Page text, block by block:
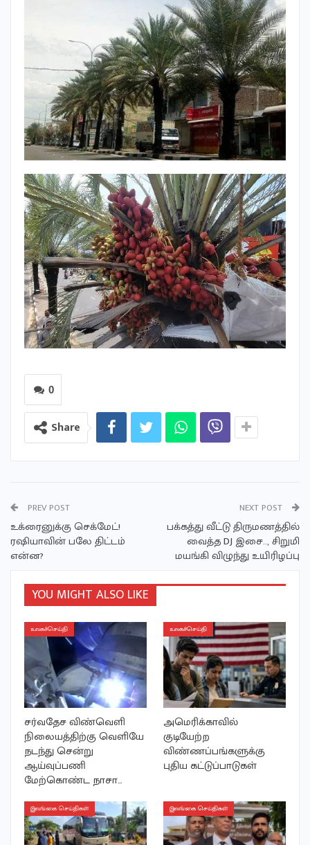
0
Share
PREV POST
உக்ரைனுக்கு செக்மேட்!
ரஷியாவின் பலே திட்டம்
என்ன?
NEXT POST
பக்கத்து வீட்டு திருமணத்தில்
வைத்த DJ இசை.., சிறுமி
மயங்கி விழுந்து உயிரிழப்பு
YOU MIGHT ALSO LIKE
உலகச்செய்தி
சர்வதேச விண்வெளி
நிலையத்திற்கு வெளியே
நடந்து சென்று
ஆய்வுப்பணி
மேற்கொண்ட நாசா…
உலகச்செய்தி
அமெரிக்காவில்
குடியேற்ற
விண்ணப்பங்களுக்கு
புதிய கட்டுப்பாடுகள்
இலங்கை செய்திகள் இலங்கை செய்திகள்